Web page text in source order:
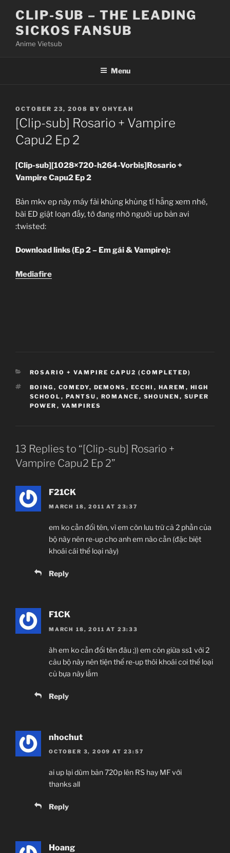
content
CLIP-SUB – THE LEADING
SICKOS FANSUB
Anime Vietsub
Menu
POSTED
ON
OCTOBER 23, 2008 BY OHYEAH
[Clip-sub] Rosario + Vampire
Capu2 Ep 2
[Clip-sub][1028×720-h264-Vorbis]Rosario +
Vampire Capu2 Ep 2
Bản mkv ep này máy fải khủng khủng tí hẵng xem nhé,
bài ED giật loạn đấy, tớ đang nhờ người up bản avi
:twisted:
Download links (Ep 2 – Em gái & Vampire):
Mediafire
CATEGORIES
ROSARIO + VAMPIRE CAPU2 (COMPLETED)
TAGS
BOING , COMEDY, DEMONS , ECCHI , HAREM , HIGH
SCHOOL , PANTSU , ROMANCE , SHOUNEN , SUPER
POWER , VAMPIRES
13 Replies to “[Clip-sub] Rosario +
Vampire Capu2 Ep 2”
F21CK
MARCH 18, 2011 AT 23:37
em ko cần đổi tên, vì em còn lưu trữ cả 2 phần của
bộ này nên re-up cho anh em nào cần (đặc biệt
khoái cái thể loại này)
Reply
F1CK
MARCH 18, 2011 AT 23:33
àh em ko cần đổi tên đâu ;)) em còn giữa ss1 với 2
cảu bộ này nên tiện thể re-up thôi khoái coi thể loại
củ bựa này lắm
Reply
nhochut
OCTOBER 3, 2009 AT 23:57
ai up lại dùm bản 720p lên RS hay MF với
thanks all
Reply
Hoang